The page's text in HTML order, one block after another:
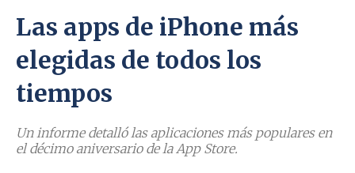
Las apps de iPhone más
elegidas de todos los
tiempos
Un informe detalló las aplicaciones más populares en
el décimo aniversario de la App Store.